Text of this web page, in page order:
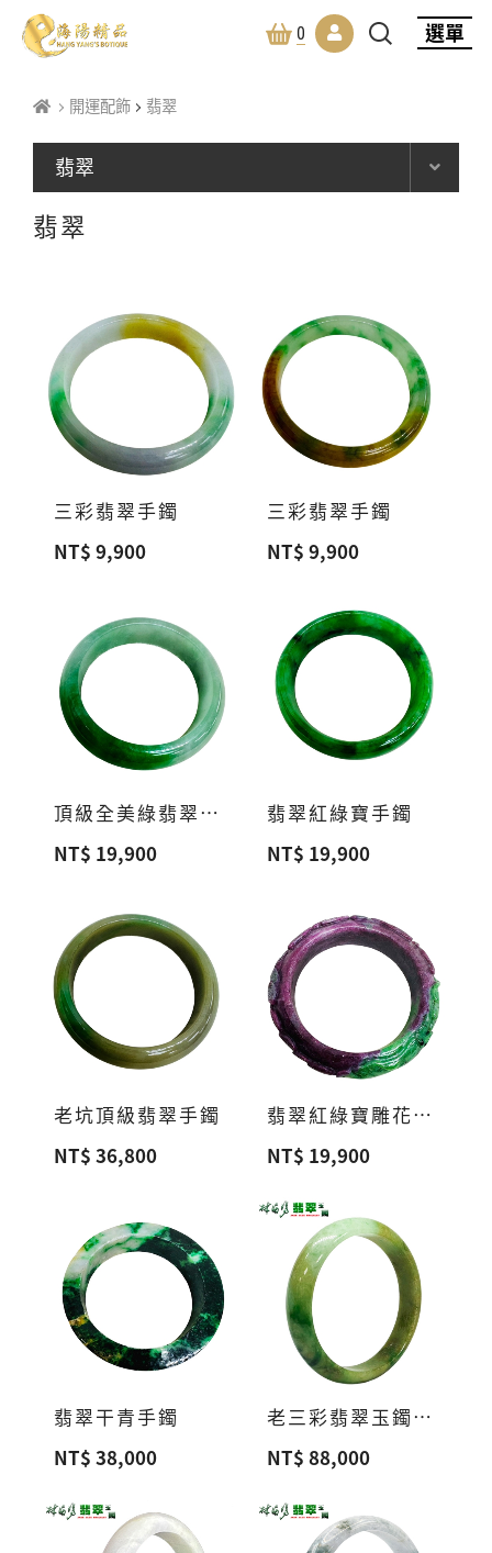
0 選單
開運配飾 翡翠
翡翠
翡翠
三彩翡翠手鐲
NT$ 9,900
三彩翡翠手鐲
NT$ 9,900
頂級全美綠翡翠手鐲
NT$ 19,900
翡翠紅綠寶手鐲
NT$ 19,900
老坑頂級翡翠手鐲
NT$ 36,800
翡翠紅綠寶雕花手鐲
NT$ 19,900
翡翠干青手鐲
NT$ 38,000
老三彩翡翠玉鐲(A貨緬甸玉)
NT$ 88,000